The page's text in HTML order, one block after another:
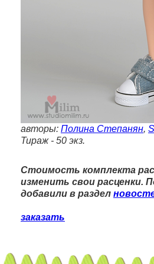
авторы: Полина Степанян,
Тираж - 50 экз.
Стоимость комплекта
изменить свои расценки.
добавили в раздел
заказать